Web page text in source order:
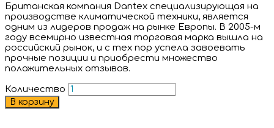
Британская компания Dantex специализирующая на
производстве климатической техники, является
одним из лидеров продаж на рынке Европы. В 2005-м
году всемирно известная торговая марка вышла на
российский рынок, и с тех пор успела завоевать
прочные позиции и приобрести множество
положительных отзывов.
Количество
В корзину